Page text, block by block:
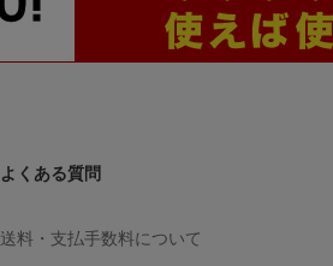
よくある質問
送料・支払手数料について